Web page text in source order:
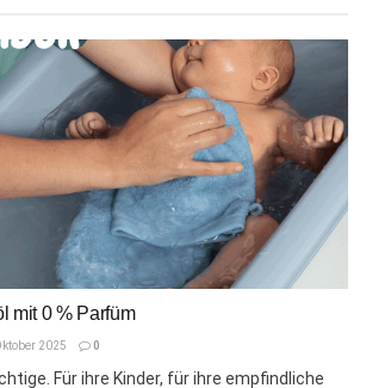
mit 0 % Parfüm
2025 0
Für ihre Kinder, für ihre empfindliche